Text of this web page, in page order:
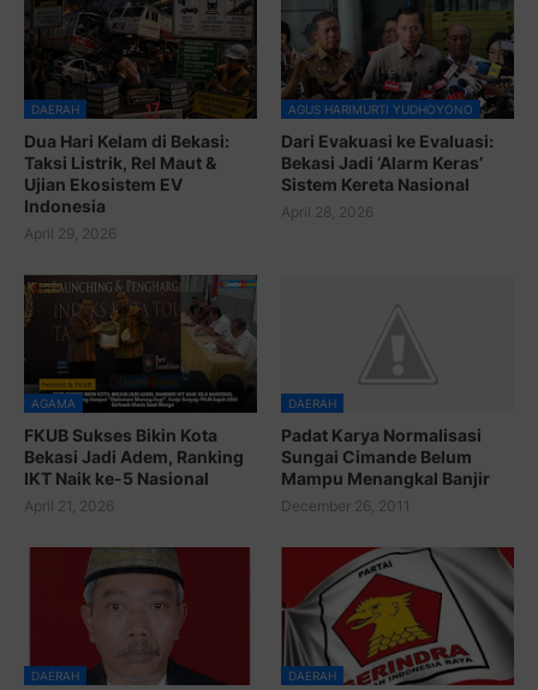
DAERAH
Dua Hari Kelam di Bekasi:
Taksi Listrik, Rel Maut &
Ujian Ekosistem EV
Indonesia
April 29, 2026
AGUS HARIMURTI YUDHOYONO
Dari Evakuasi ke Evaluasi:
Bekasi Jadi ‘Alarm Keras’
Sistem Kereta Nasional
April 28, 2026
AGAMA
FKUB Sukses Bikin Kota
Bekasi Jadi Adem, Ranking
IKT Naik ke-5 Nasional
April 21, 2026
DAERAH
Padat Karya Normalisasi
Sungai Cimande Belum
Mampu Menangkal Banjir
December 26, 2011
DAERAH DAERAH